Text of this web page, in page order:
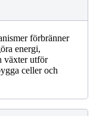
förbränner
energi,
växter utför
celler och